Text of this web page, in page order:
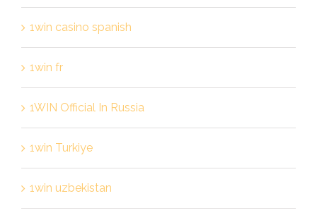
1win casino spanish
1win fr
1WIN Official In Russia
1win Turkiye
1win uzbekistan